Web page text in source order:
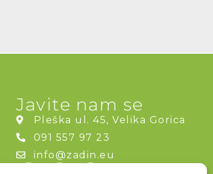
Javite nam se
Pleška ul. 45, Velika Gorica
091 557 97 23
info@zadin.eu
I
F
L